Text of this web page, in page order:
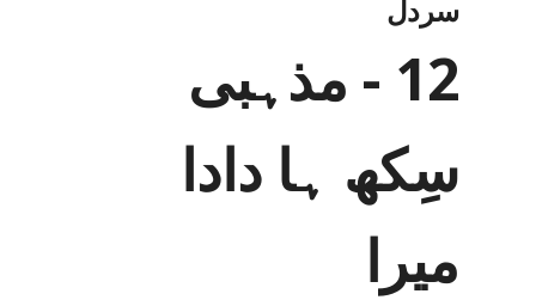
سردل
12 - مذہبی
سِکھ ہا دادا
میرا